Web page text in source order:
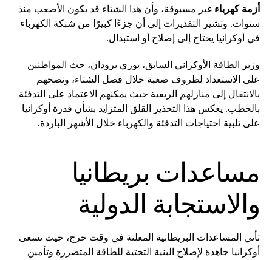
أزمة كهرباء غير مسبوقة، وأن هذا الشتاء قد يكون الأصعب منذ
سنوات. وتشير التقديرات إلى أن جزءًا كبيرًا من شبكة الكهرباء
في أوكرانيا يحتاج إلى إصلاح أو استبدال.
وزير الطاقة الأوكراني السابق، يوري برودان، حث المواطنين
على الاستعداد لظروف صعبة خلال فصل الشتاء، ونصحهم
بالانتقال إلى منازلهم الريفية حيث يمكنهم الاعتماد على التدفئة
بالحطب. يعكس هذا التحذير القلق المتزايد بشأن قدرة أوكرانيا
على تلبية احتياجات التدفئة والكهرباء خلال الأشهر الباردة.
مساعدات بريطانيا
والاستجابة الدولية
تأتي المساعدات البريطانية المعلنة في وقت حرج، حيث تسعى
أوكرانيا جاهدة لإصلاح البنية التحتية للطاقة المتضررة وتأمين